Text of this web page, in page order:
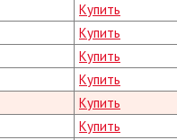
Купить
Купить
Купить
Купить
Купить
Купить